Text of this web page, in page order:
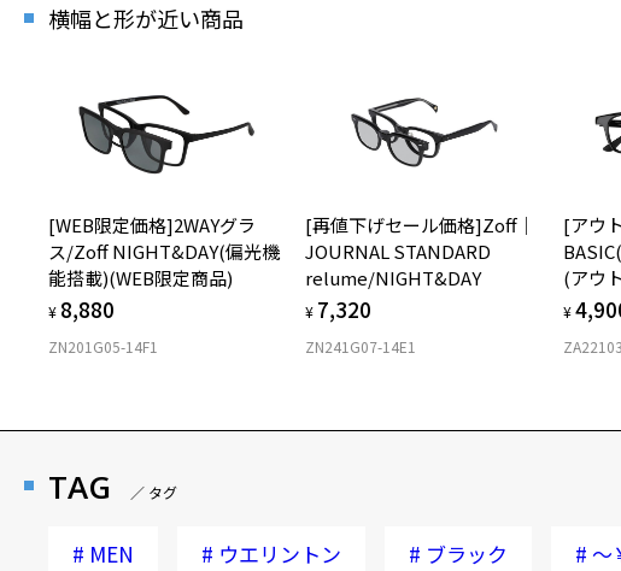
※ご希望の商品が再入
※「再入荷お知らせメ
店舗への再入荷で
横幅と形が近い商品
[WEB限定価格]2WAYグラ
ス/Zoff NIGHT&DAY(偏光機
能搭載)(WEB限定商品)
¥ 8,880
ZN201G05-14F1
[再値下げセール価格]Zoff｜
JOURNAL STANDARD
relume/NIGHT&DAY
¥ 7,320
ZN241G07-14E1
[アウ
(アウ
¥
TAG ／ タグ
# MEN # ウエリントン # ブラック # ～